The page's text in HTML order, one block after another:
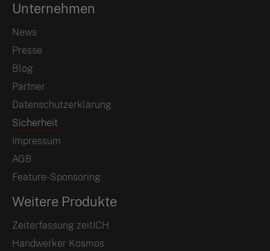
Unternehmen
News
Presse
Blog
Partner
Datenschutzerklärung
Sicherheit
Impressum
AGB
Feature-Sponsoring
Weitere Produkte
Zeiterfassung zeitICH
Handwerker Kosmos